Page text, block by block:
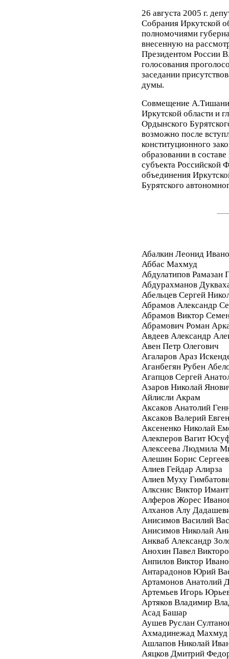
26 августа 2005 г.
Собрания Иркутской
полномочиями
внесенную на
Президентом России
голосования
заседании
думы.
Совмещение
Иркутской области и
Ордынского
возможно после
конституционного
образовании в
субъекта Российской
объединения
Бурятского
Абалкин Леонид
Аббас Махмуд
Абдулатипов Рамазан
Абдурахманов
Абельцев Сергей
Абрамов Александр
Абрамов Виктор
Абрамович Роман
Авдеев Александр
Авен Петр Олегович
Агаларов Араз
Аганбегян Рубен
Агапцов Сергей
Азаров Николай
Айлисли Акрам
Аксаков Анатолий
Аксаков Валерий
Аксененко Николай
Алекперов Вагит
Алексеева Людмила
Алешин Борис
Алиев Гейдар Алирза
Алиев Муху
Алкснис Виктор
Алферов Жорес
Алханов Алу
Анисимов Василий
Анисимов Николай
Анкваб Александр
Анохин Павел
Анпилов Виктор
Антарадонов Юрий
Артамонов Анатолий
Артемьев Игорь
Артяков Владимир
Асад Башар
Аушев Руслан
Ахмадинежад Махмуд
Ашлапов Николай
Аяцков Дмитрий